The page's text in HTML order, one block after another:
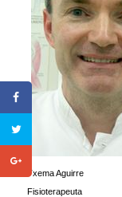
Txema Aguirre
Fisioterapeuta